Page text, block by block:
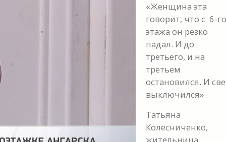
«Женщина эта
говорит, что с 6-го
этажа он резко
падал. И до
третьего, и на
третьем
остановился. И
выключился».
Татьяна
Колесниченко,